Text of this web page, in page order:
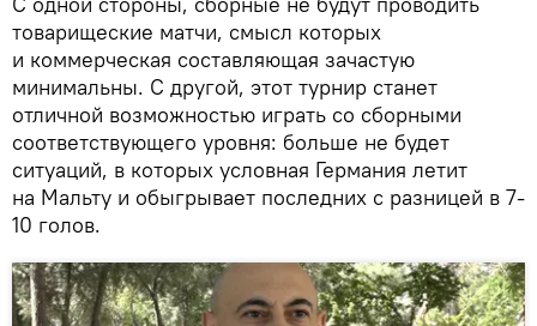
товарищеские матчи, смысл которых
и коммерческая составляющая зачастую
минимальны. С другой, этот турнир станет
отличной возможностью играть со сборными
соответствующего уровня: больше не будет
ситуаций, в которых условная Германия летит
на Мальту и обыгрывает последних с разницей в 7-
10 голов.